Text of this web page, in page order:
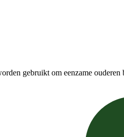
gebruikt om eenzame